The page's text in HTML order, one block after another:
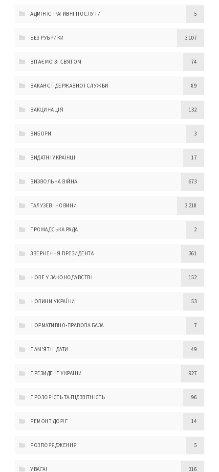
АДМІНІСТРАТИВНІ ПОСЛУГИ 5
БЕЗ РУБРИКИ 3 107
ВІТАЄМО ЗІ СВЯТОМ 74
ВАКАНСІЇ ДЕРЖАВНОЇ СЛУЖБИ 89
ВАКЦИНАЦІЯ 132
ВИБОРИ 3
ВИДАТНІ УКРАЇНЦІ 17
ВИЗВОЛЬНА ВІЙНА 673
ГАЛУЗЕВІ НОВИНИ 3 218
ГРОМАДСЬКА РАДА 2
ЗВЕРНЕННЯ ПРЕЗИДЕНТА 361
НОВЕ У ЗАКОНОДАВСТВІ 152
НОВИНИ УКРАЇНИ 53
НОРМАТИВНО-ПРАВОВА БАЗА 7
ПАМ'ЯТНІ ДАТИ 49
ПРЕЗИДЕНТ УКРАЇНИ 927
ПРОЗОРІСТЬ ТА ПІДЗВІТНІСТЬ 96
РЕМОНТ ДОРІГ 14
РОЗПОРЯДЖЕННЯ 5
УВАГА! 316